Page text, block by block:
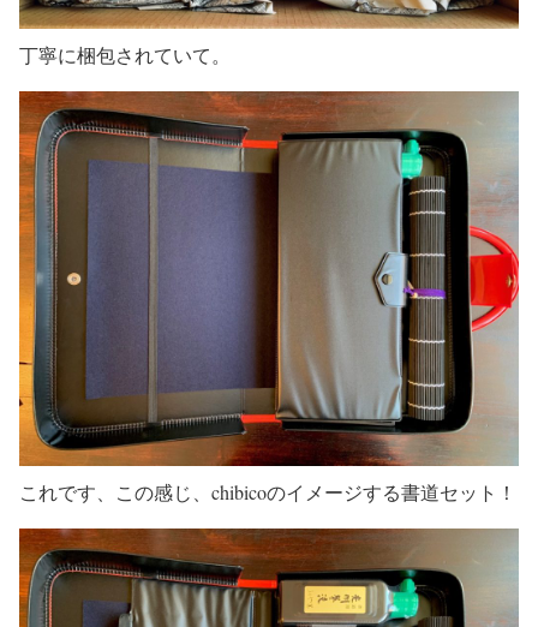
丁寧に梱包されていて。
これです、この感じ、chibicoのイメージする書道セット！